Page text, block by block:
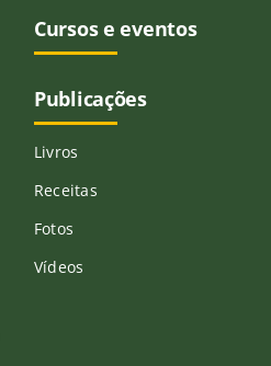
Cursos e eventos
Publicações
Livros
Receitas
Fotos
Vídeos